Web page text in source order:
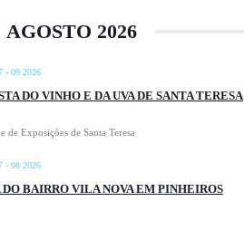
AGOSTO 2026
- 09 2026
DO VINHO E DA UVA DE SANTA TERESA
de Exposições de Santa Teresa
- 08 2026
DO BAIRRO VILA NOVA EM PINHEIROS